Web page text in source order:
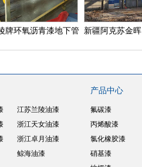
牌环氧沥青漆地下管
新疆阿克苏金
江苏兰陵油漆
浙江天女油漆
浙江卓月油漆
鲸海油漆
产品中心
氟碳漆
丙烯酸漆
氯化橡胶漆
硝基漆